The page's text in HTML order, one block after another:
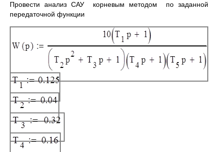
Провести анализ САУ корневым методом по заданной
передаточной функции